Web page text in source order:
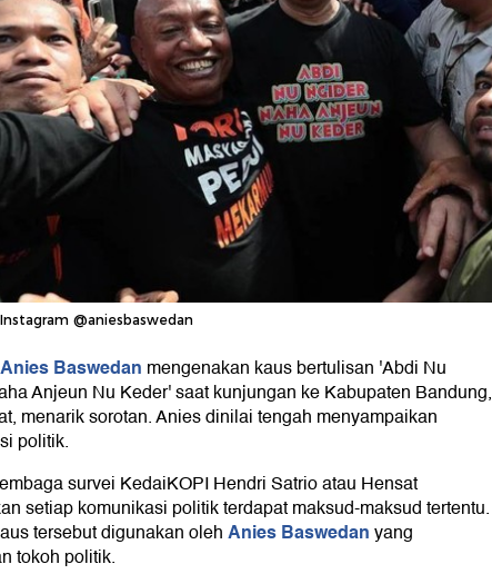
@aniesbaswedan
Anies Baswedan mengenakan kaus bertulisan 'Abdi Nu
Anjeun Nu Keder' saat kunjungan ke Kabupaten Bandung,
menarik sorotan. Anies dinilai tengah menyampaikan
politik.
survei KedaiKOPI Hendri Satrio atau Hensat
setiap komunikasi politik terdapat maksud-maksud tertentu.
tersebut digunakan olehAnies Baswedanyang
tokoh politik.